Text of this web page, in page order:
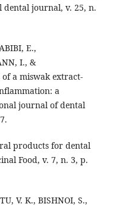
journal, v. 25, n.
E.,
I., &
of a miswak extract‐
a
journal of dental
products for dental
Food, v. 7, n. 3, p.
V. K., BISHNOI, S.,